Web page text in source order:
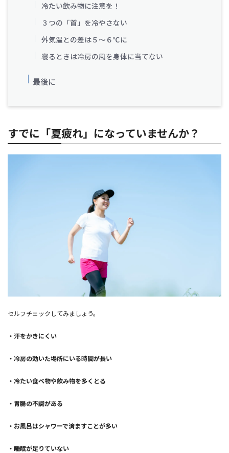
冷たい飲み物に注意を！
３つの「首」を冷やさない
外気温との差は５～６℃に
寝るときは冷房の風を身体に当てない
最後に
すでに「夏疲れ」になっていませんか？
セルフチェックしてみましょう。
・汗をかきにくい
・冷房の効いた場所にいる時間が長い
・冷たい食べ物や飲み物を多くとる
・胃腸の不調がある
・お風呂はシャワーで済ますことが多い
・睡眠が足りていない